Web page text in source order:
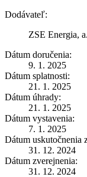
Dodávateľ:
ZSE Energia,
Dátum doručenia:
9. 1. 2025
Dátum splatnosti:
21. 1. 2025
Dátum úhrady:
21. 1. 2025
Dátum vystavenia:
7. 1. 2025
Dátum uskutočnenia
31. 12. 2024
Dátum zverejnenia:
31. 12. 2024